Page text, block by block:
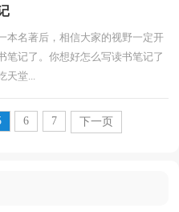
本名著后，相信大家的视野一定开
笔记了。你想好怎么写读书笔记了
天堂...
6 7
下一页